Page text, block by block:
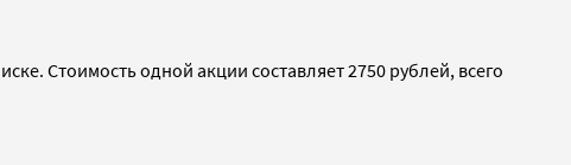
Стоимость одной акции составляет 2750 рублей, всего